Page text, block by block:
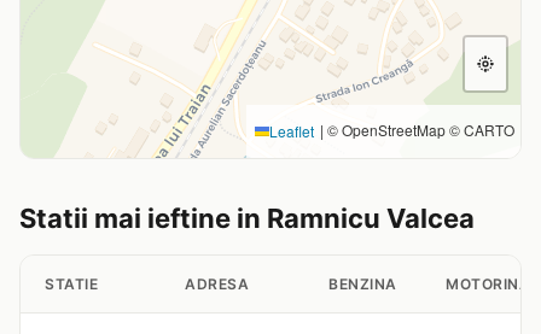
Leaflet | © OpenStreetMap © CARTO
Statii mai ieftine in Ramnicu Valcea
STATIE ADRESA BENZINA MOTORINA